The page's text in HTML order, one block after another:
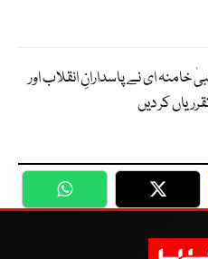
خامنہ ای نے پاسدارانِ انقلاب اور
کر دیں
WhatsApp